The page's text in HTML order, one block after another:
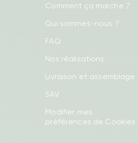
Comment ça marche ?
Qui sommes-nous ?
FAQ
Nos réalisations
Livraison et assemblage
SAV
Modifier mes
préférences de Cookies